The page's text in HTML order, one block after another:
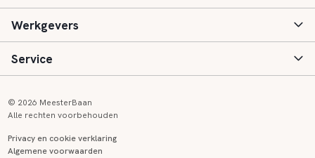
Speciaal (basis) onderwijs
Voortgezet onderwijs
Aanmelden
Vacatures
Werkgevers
Inloggen
Service
© 2026 MeesterBaan
Alle rechten voorbehouden
Privacy en cookie verklaring
Algemene voorwaarden